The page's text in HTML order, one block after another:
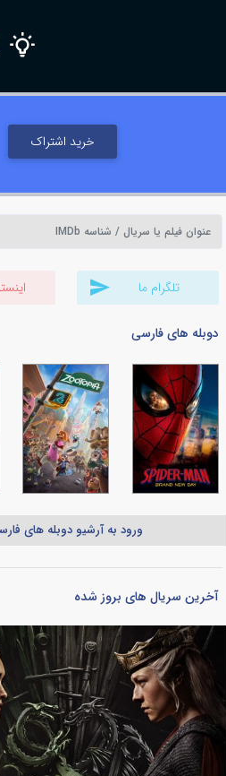
خرید اشتراک
تلگرام ما
دوبله های فارسی
ورود به آرشیو دوبله های
آخرین سریال های بروز شده